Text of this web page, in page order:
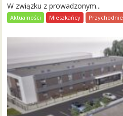
W związku z prowadzonym...
Aktualności Mieszkańcy Przychodnie